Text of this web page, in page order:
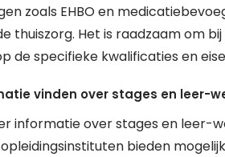
zoals EHBO en
thuiszorg. Het is raadzaam om
de specifieke kwalificaties en
vinden over stages en leer-
informatie over stages en
bieden